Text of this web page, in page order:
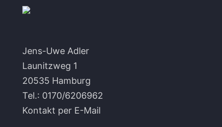
Jens-Uwe Adler
Launitzweg 1
20535 Hamburg
Tel.: 0170/6206962
Kontakt per E-Mail